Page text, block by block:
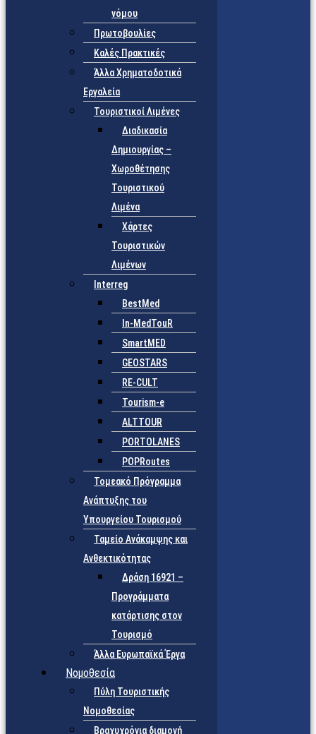
νόμου
Πρωτοβουλίες
Καλές Πρακτικές
Άλλα Χρηματοδοτικά
Εργαλεία
Τουριστικοί Λιμένες
Διαδικασία
Δημιουργίας –
Χωροθέτησης
Τουριστικού
Λιμένα
Χάρτες
Τουριστικών
Λιμένων
Interreg
BestMed
In-MedTouR
SmartMED
GEOSTARS
RE-CULT
Tourism-e
ALTTOUR
PORTOLANES
POPRoutes
Τομεακό Πρόγραμμα
Ανάπτυξης του
Υπουργείου Τουρισμού
Ταμείο Ανάκαμψης και
Ανθεκτικότητας
Δράση 16921 –
Προγράμματα
κατάρτισης στον
Τουρισμό
Άλλα Ευρωπαϊκά Έργα
Νομοθεσία
Πύλη Τουριστικής
Νομοθεσίας
Βραχυχρόνια διαμονή